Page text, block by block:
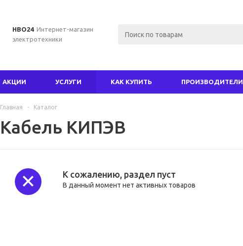
НВО24 Интернет-магазин
электротехники
АКЦИИ УСЛУГИ КАК КУПИТЬ ПРОИЗВОДИТЕЛИ
Главная - Каталог
Кабель КИПЭВ
К сожалению, раздел пуст
В данный момент нет активных товаров